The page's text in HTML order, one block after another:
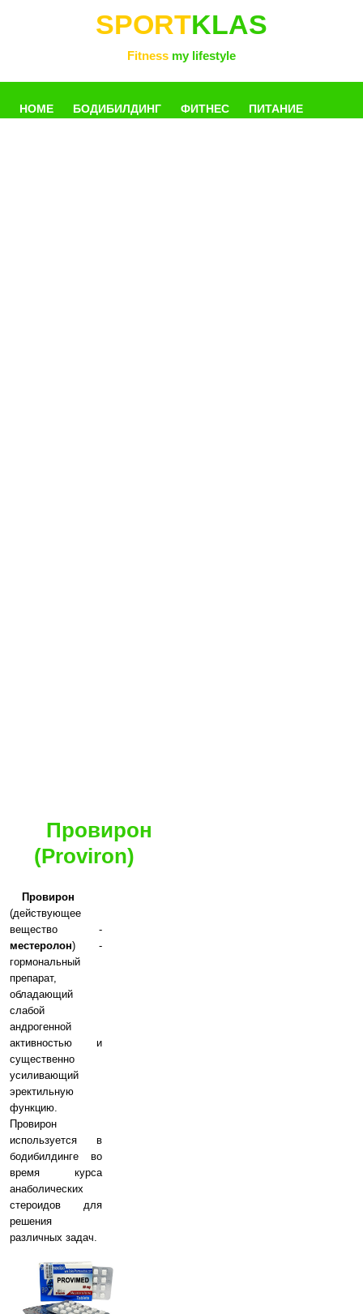
SPORTKLAS
Fitness my lifestyle
HOME БОДИБИЛДИНГ ФИТНЕС ПИТАНИЕ
Провирон
(Proviron)
Провирон
(действующее
вещество -
местеролон) -
гормональный
препарат,
обладающий
слабой
андрогенной
активностью и
существенно
усиливающий
эректильную
функцию.
Провирон
используется в
бодибилдинге во
время курса
анаболических
стероидов для
решения
различных задач.